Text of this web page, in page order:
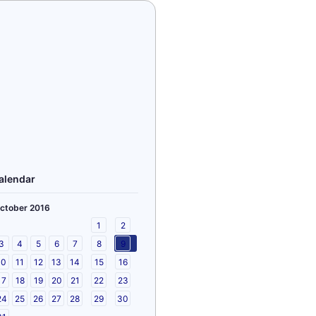
2016
1
2
4 5 6 7 8
9
11 12 13 14 15
16
18 19 20 21 22
23
25 26 27 28 29
30